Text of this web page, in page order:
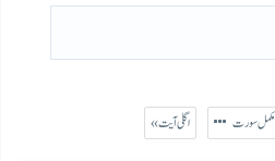
مکمل سورت « اگلی آیت